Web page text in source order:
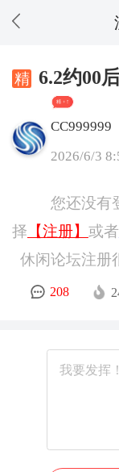
6.2约00
精 + 5
CC999999
2026/6/3
您还没有
择 【注册】 或者
休闲论坛注册
208